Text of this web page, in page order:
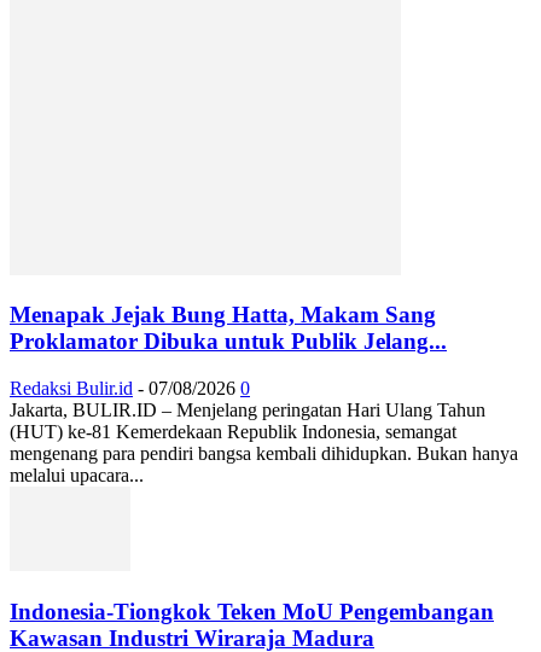
Menapak Jejak Bung Hatta, Makam Sang
Proklamator Dibuka untuk Publik Jelang...
Redaksi Bulir.id - 07/08/2026 0
Jakarta, BULIR.ID – Menjelang peringatan Hari Ulang Tahun
(HUT) ke-81 Kemerdekaan Republik Indonesia, semangat
mengenang para pendiri bangsa kembali dihidupkan. Bukan hanya
melalui upacara...
Indonesia-Tiongkok Teken MoU Pengembangan
Kawasan Industri Wiraraja Madura